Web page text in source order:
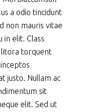
a odio tincidunt
non mauris vitae
in elit. Class
litora torquent
justo. Nullam ac
sit
elit. Sed ut